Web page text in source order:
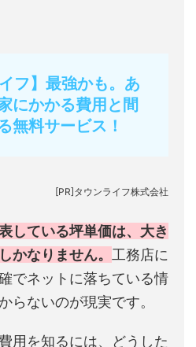
フ】最強かも。あ
にかかる費用と間
無料サービス！
[PR]タウンライフ株式会社
している坪単価は、大き
かなりません。 工務店に
でネットに落ちている情
らないのが現実です。
用を知るには、どうした